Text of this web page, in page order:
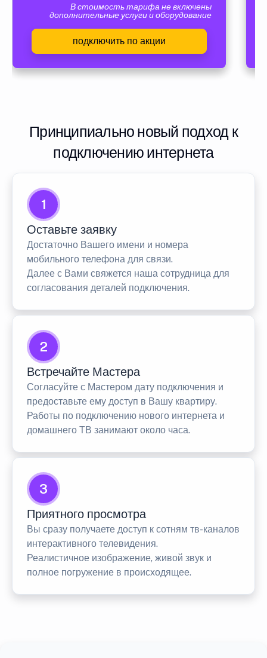
В стоимость тарифа не включены
дополнительные услуги и оборудование
подключить по акции
Принципиально новый подход к
подключению интернета
1
Оставьте заявку
Достаточно Вашего имени и номера
мобильного телефона для связи.
Далее с Вами свяжется наша сотрудница для
согласования деталей подключения.
2
Встречайте Мастера
Согласуйте с Мастером дату подключения и
предоставьте ему доступ в Вашу квартиру.
Работы по подключению нового интернета и
домашнего ТВ занимают около часа.
3
Приятного просмотра
Вы сразу получаете доступ к сотням тв-каналов
интерактивного телевидения.
Реалистичное изображение, живой звук и
полное погружение в происходящее.